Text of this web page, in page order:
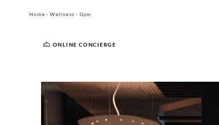
ONLINE CONCIERGE
Home ·Wellness· Gym